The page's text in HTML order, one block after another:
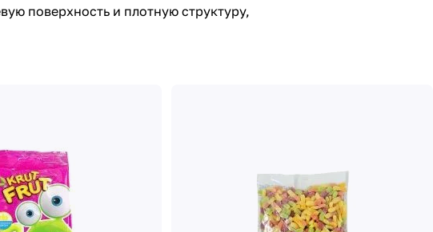
поверхность и плотную структуру,